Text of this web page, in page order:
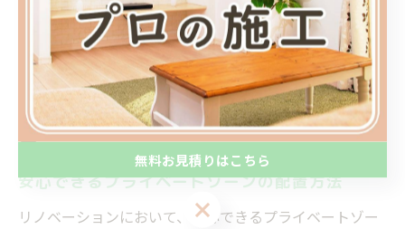
家族の安心を考えた間取り設計の要
点
安心できるプライベートゾーンの配置方法
リノベーションにおいて、安心できるプライベートゾー
無料お見積りはこちら
無料お見積りはこちら